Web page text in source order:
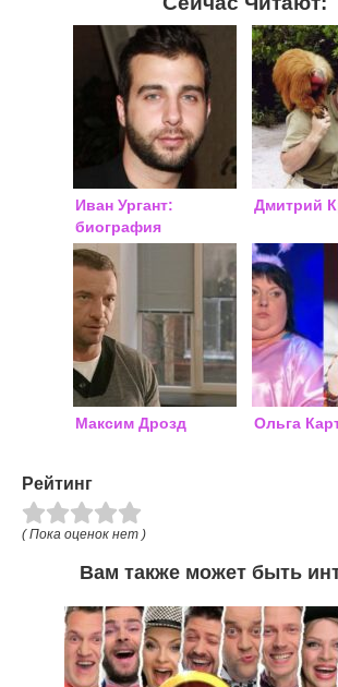
Иван Ургант:
биография
Дмитрий
Максим Дрозд Ольга
Рейтинг
( Пока оценок нет )
Вам также может быть